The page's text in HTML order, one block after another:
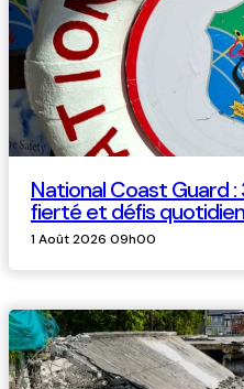
National Coast Guard
fierté et défis
1 Août 2026 09h00